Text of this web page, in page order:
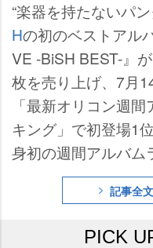
“楽器を持たないパ
Hの初のベストアル
VE -BiSH BEST-』
枚を売り上げ、7月
「最新オリコン週
キング」で初登場1
身初の週間アルバム
位となった。
記事全
PICK